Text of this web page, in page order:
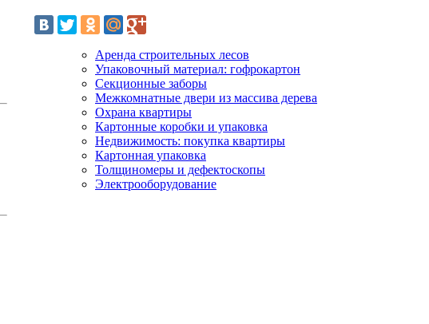
Аренда строительных лесов
Упаковочный материал: гофрокартон
Секционные заборы
Межкомнатные двери из массива дерева
Охрана квартиры
Картонные коробки и упаковка
Недвижимость: покупка квартиры
Картонная упаковка
Толщиномеры и дефектоскопы
Электрооборудование